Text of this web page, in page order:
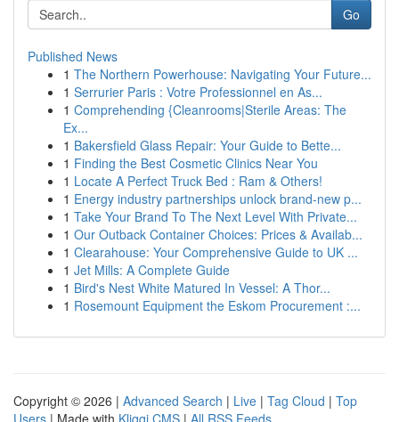
Go
Published News
1 The Northern Powerhouse: Navigating Your Future...
1 Serrurier Paris : Votre Professionnel en As...
1 Comprehending {Cleanrooms|Sterile Areas: The
Ex...
1 Bakersfield Glass Repair: Your Guide to Bette...
1 Finding the Best Cosmetic Clinics Near You
1 Locate A Perfect Truck Bed : Ram & Others!
1 Energy industry partnerships unlock brand-new p...
1 Take Your Brand To The Next Level With Private...
1 Our Outback Container Choices: Prices & Availab...
1 Clearahouse: Your Comprehensive Guide to UK ...
1 Jet Mills: A Complete Guide
1 Bird's Nest White Matured In Vessel: A Thor...
1 Rosemount Equipment the Eskom Procurement :...
Copyright © 2026 | Advanced Search | Live | Tag Cloud | Top
Users | Made with Kliqqi CMS | All RSS Feeds